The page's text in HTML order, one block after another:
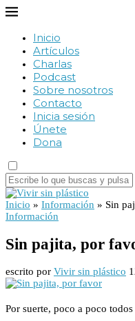
Inicio
Artículos
Charlas
Podcast
Sobre nosotros
Contacto
Inicia sesión
Únete
Dona
Inicio » Información » Sin
Información
Sin pajita, por
escrito por Vivir sin plástico
Por suerte, poco a poco